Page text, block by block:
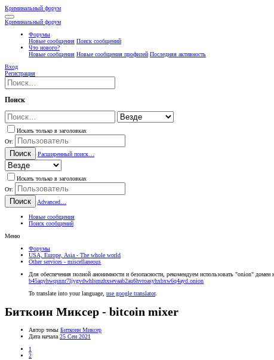
Криминальный форум
Криминальный форум
Форумы
Новые сообщения Поиск сообщений
Что нового?
Новые сообщения Новые сообщения профилей Последняя активность
Вход
Регистрация
Поиск
Искать только в заголовках
От:
Поиск Расширенный поиск…
Искать только в заголовках
От:
Поиск Advanced…
Новые сообщения
Поиск сообщений
Меню
Форумы
USA, Europe, Asia - The whole world
Other services - miscellaneous
Для обеспечения полной анонимности и безопасности, рекомендуем использовать "onion"
b45aqyhwqsnnr7ljygvdwhlsmzhxsevaab2au6hvroasyhxbxw6q4ayd.onion
To translate into your language, use google translator.
Биткоин Миксер - bitcoin mixer
Автор темы Биткоин Миксер
Дата начала 25 Сен 2021
1
2